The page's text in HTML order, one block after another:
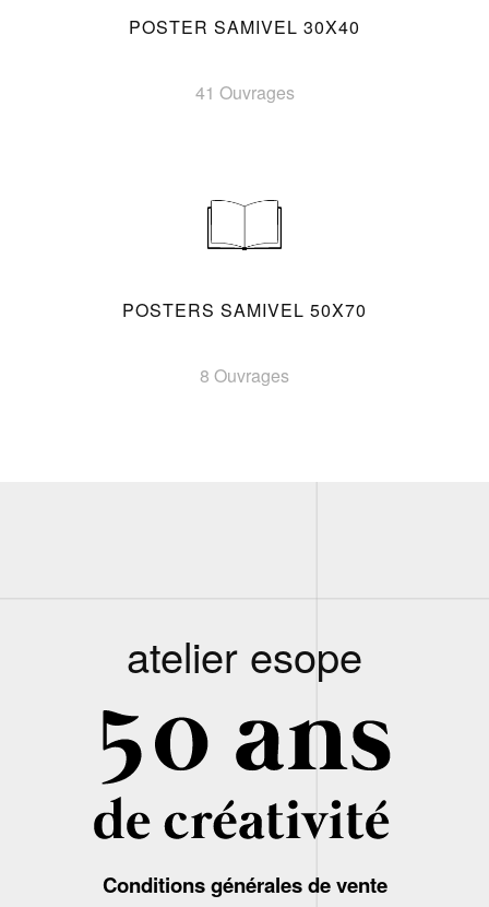
POSTER SAMIVEL 30X40
41 Ouvrages
POSTERS SAMIVEL 50X70
8 Ouvrages
atelier esope
Conditions générales de vente